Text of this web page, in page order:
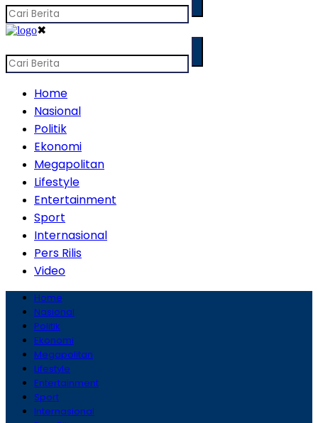
✖
Home
Nasional
Politik
Ekonomi
Megapolitan
Lifestyle
Entertainment
Sport
Internasional
Pers Rilis
Video
Home
Nasional
Politik
Ekonomi
Megapolitan
Lifestyle
Entertainment
Sport
Internasional